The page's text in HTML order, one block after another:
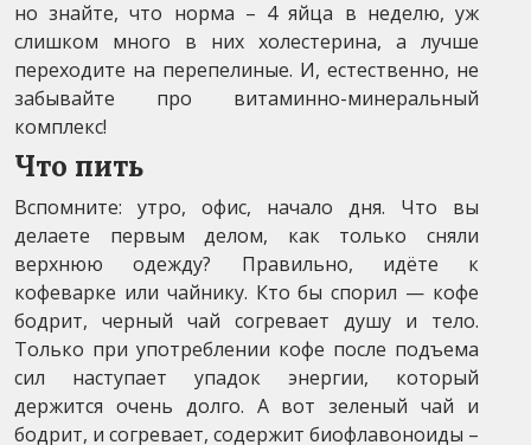
но знайте, что норма – 4 яйца в неделю, уж
слишком много в них холестерина, а лучше
переходите на перепелиные. И, естественно, не
забывайте про витаминно-минеральный
комплекс!
Что пить
Вспомните: утро, офис, начало дня. Что вы
делаете первым делом, как только сняли
верхнюю одежду? Правильно, идёте к
кофеварке или чайнику. Кто бы спорил — кофе
бодрит, черный чай согревает душу и тело.
Только при употреблении кофе после подъема
сил наступает упадок энергии, который
держится очень долго. А вот зеленый чай и
бодрит, и согревает, содержит биофлавоноиды –